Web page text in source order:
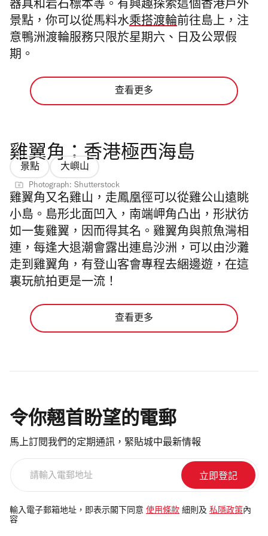
器具和岩石標本等。有興趣探索這個香港戶外
景點，你可以從馬料水乘搭渡輪前往島上，注
意鴨洲渡輪服務只限於星期六、日及公眾假
期。
查看更多
雞翼角：香港極西海島
景點 大嶼山
Photograph: Shutterstock
雞翼角又名雞山，走鳳凰徑可以從雞公山遠眺
小島。島形北面凹入，南端岬角凸出，形狀彷
如一隻雞翼，因而得其名。雞翼角與煎魚灣相
連，每逢大退潮會露出連島沙洲，可以由沙灘
走到雞翼角，有登山客會專程去綑邊遊，在這
裏玩航拍更是一流！
查看更多
令你翹首盼望的電郵
馬上訂閱我們的定期通訊，緊貼城中最新情報
電
郵
輸入電子郵箱地址，即表示閣下同意 使用條款 細則及 私隱政策內
容